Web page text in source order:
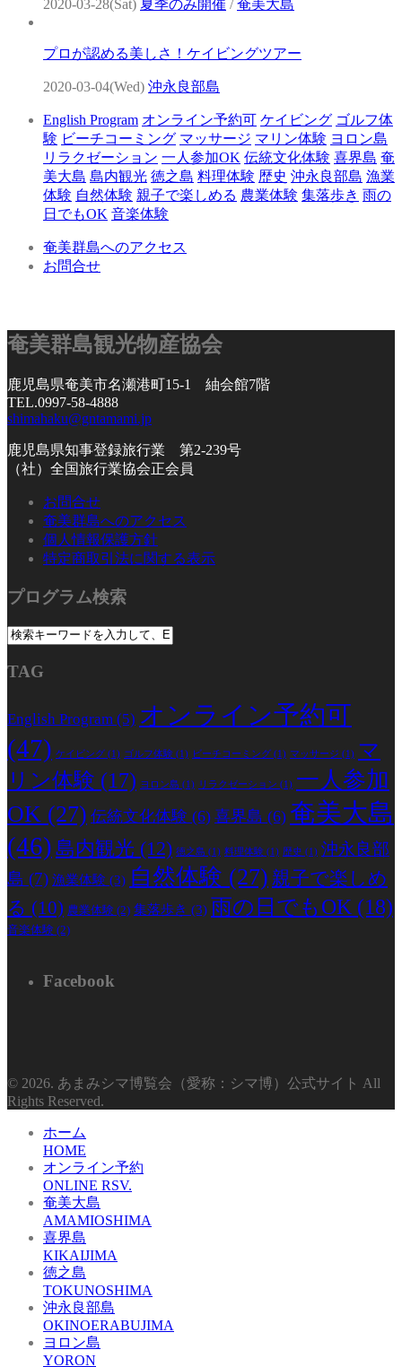
2020-03-28(Sat) 夏季のみ開催 /奄美大島
プロが認める美しさ！ケイビングツアー
2020-03-04(Wed) 沖永良部島
English Program オンライン予約可 ケイビング ゴルフ体
験 ビーチコーミング マッサージ マリン体験 ヨロン島
リラクゼーション 一人参加OK 伝統文化体験 喜界島 奄
美大島 島内観光 徳之島 料理体験 歴史 沖永良部島 漁業
体験 自然体験 親子で楽しめる 農業体験 集落歩き 雨の
日でもOK 音楽体験
奄美群島へのアクセス
お問合せ
奄美群島観光物産協会
鹿児島県奄美市名瀬港町15-1 紬会館7階
TEL.0997-58-4888
shimahaku@gntamami.jp
鹿児島県知事登録旅行業 第2-239号
（社）全国旅行業協会正会員
お問合せ
奄美群島へのアクセス
個人情報保護方針
特定商取引法に関する表示
プログラム検索
TAG
English Program (5) オンライン予約可
(47) ケイビング (1) ゴルフ体験 (1) ビーチコーミング (1) マッサージ (1) マ
リン体験 (17) ヨロン島 (1) リラクゼーション (1) 一人参加
OK (27) 伝統文化体験 (6) 喜界島 (6) 奄美大島
(46) 島内観光 (12) 徳之島 (1) 料理体験 (1) 歴史 (1) 沖永良部
島 (7) 漁業体験 (3) 自然体験 (27) 親子で楽しめ
る (10) 農業体験 (2) 集落歩き (3) 雨の日でもOK (18)
音楽体験 (2)
Facebook
© 2026. あまみシマ博覧会（愛称：シマ博）公式サイト All
Rights Reserved.
ホーム
HOME
オンライン予約
ONLINE RSV.
奄美大島
AMAMIOSHIMA
喜界島
KIKAIJIMA
徳之島
TOKUNOSHIMA
沖永良部島
OKINOERABUJIMA
ヨロン島
YORON